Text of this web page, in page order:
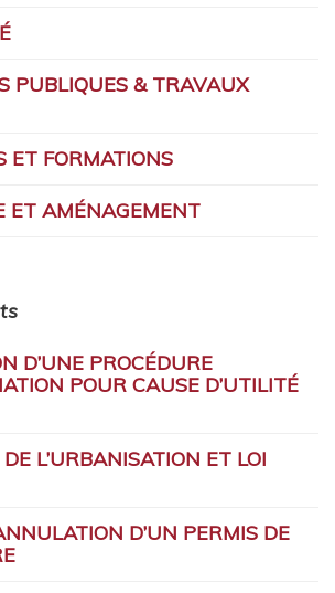
PUBLIQUES & TRAVAUX
ET FORMATIONS
ET AMÉNAGEMENT
D’UNE PROCÉDURE
POUR CAUSE D’UTILITÉ
L’URBANISATION ET LOI
D’UN PERMIS DE